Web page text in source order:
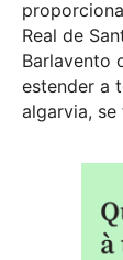
Real de
Barlavento
estender a
algarvia,